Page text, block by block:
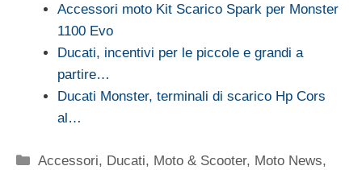
Accessori moto Kit Scarico Spark per Monster
1100 Evo
Ducati, incentivi per le piccole e grandi a
partire…
Ducati Monster, terminali di scarico Hp Cors
al…
Categorie
Accessori, Ducati, Moto & Scooter, Moto News,